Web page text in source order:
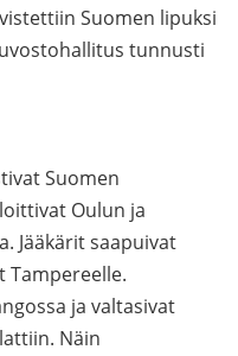
Suomen lipuksi
tunnusti
Suomen
Oulun ja
Jääkärit saapuivat
Tampereelle.
ja valtasivat
Näin